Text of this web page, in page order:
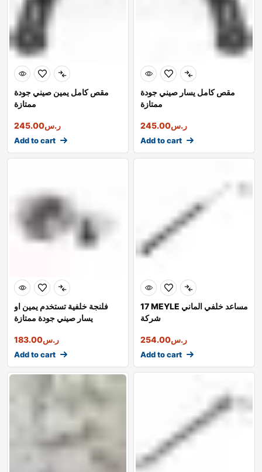
مقص كامل يمين صيني جودة
ممتازة
ر.س245.00
Add to cart
مقص كامل يسار صيني جودة
ممتازة
ر.س245.00
Add to cart
فلنجة خلفية تستخدم يمين او
يسار صيني جودة ممتازة
ر.س183.00
Add to cart
17 MEYLE مساعد خلفي الماني
شركة
ر.س254.00
Add to cart